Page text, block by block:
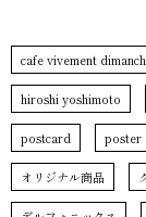
cafe vivement
hiroshi yoshimoto
postcard poster
オリジナル商品